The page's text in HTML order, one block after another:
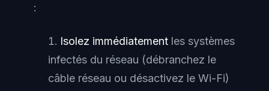
:
Isolez immédiatement les systèmes
infectés du réseau (débranchez le
câble réseau ou désactivez le Wi-Fi)